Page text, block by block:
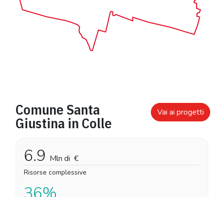
Comune Santa
Giustina in Colle
Vai ai progetti
6.9 Mln di €
Risorse complessive